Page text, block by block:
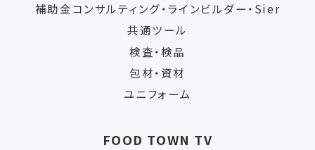
補助金コンサルティング・ラインビルダー・Sier
共通ツール
検査・検品
包材・資材
ユニフォーム
FOOD TOWN TV